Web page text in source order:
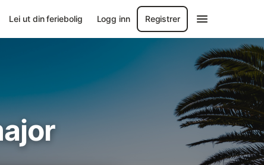
Lei ut din feriebolig Logg inn Registrer